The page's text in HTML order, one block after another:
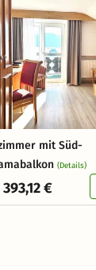
mit Süd-
(Details)
393,12 €